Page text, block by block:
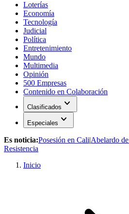
Loterías
Economía
Tecnología
Judicial
Política
Entretenimiento
Mundo
Multimedia
Opinión
500 Empresas
Contenido en Colaboración
Clasificados expand_more
Especiales expand_more
Es noticia:Posesión en Cali|Abelardo
Resistencia
Inicio